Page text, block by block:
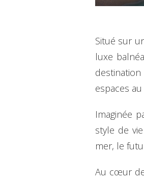
Situé sur
luxe
espaces
Imaginée
style de
mer, le
Au cœur